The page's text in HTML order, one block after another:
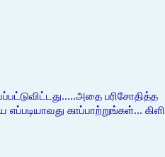
பரிசோதித்த
காப்பாற்றுங்கள்... கிளி